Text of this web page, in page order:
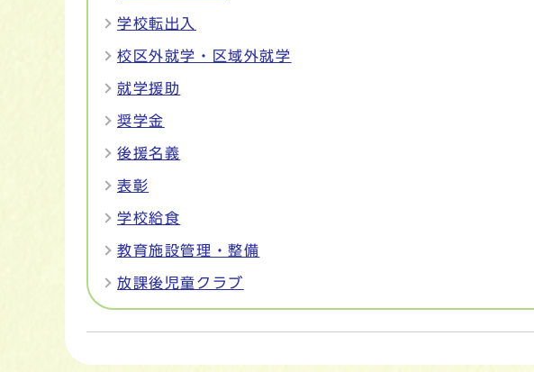
学校転出入
校区外就学・区域外就学
就学援助
奨学金
後援名義
表彰
学校給食
教育施設管理・整備
放課後児童クラブ